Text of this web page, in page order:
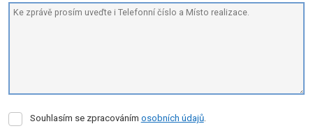
SouhlasímSouhlasím se zpracováním osobních údajů.